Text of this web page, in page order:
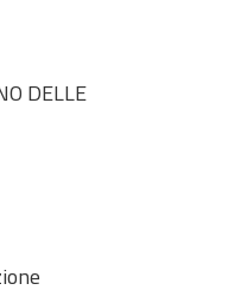
DELLE